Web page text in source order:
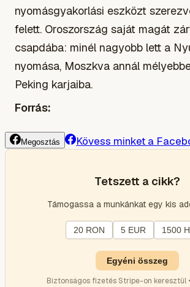
nyomásgyakorlási eszközt
felett. Oroszország saját magát
csapdába: minél nagyobb lett a
nyomása, Moszkva annál
Peking karjaiba.
Forrás:
Megosztás Kövess minket a
Tetszett a cikk?
Támogassa a munkánkat egy kis
20 RON 5 EUR 1500
Egyéni összeg
Biztonságos fizetés Stripe-on keresztül •